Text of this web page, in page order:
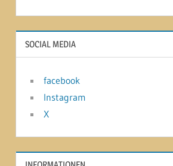
SOCIAL MEDIA
facebook
Instagram
X